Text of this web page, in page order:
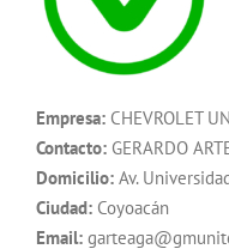
Empresa: CHEVROLET
Contacto: GERARDO
Domicilio: Av.
Ciudad: Coyoacán
Email: